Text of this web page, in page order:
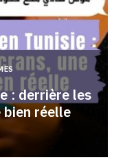
: derrière les
bien réelle